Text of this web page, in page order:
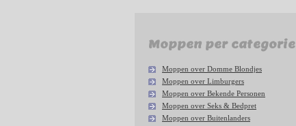
Moppen per categorie
Moppen over Domme Blondjes
Moppen over Limburgers
Moppen over Bekende Personen
Moppen over Seks & Bedpret
Moppen over Buitenlanders